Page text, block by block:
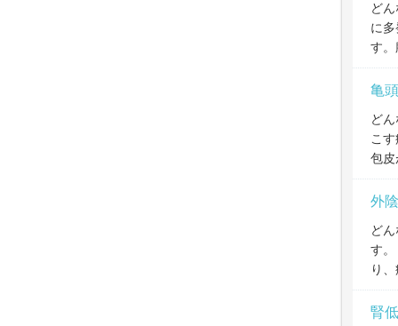
ど
に
す
亀
ど
こ
包
外
ど
す。
り
腎